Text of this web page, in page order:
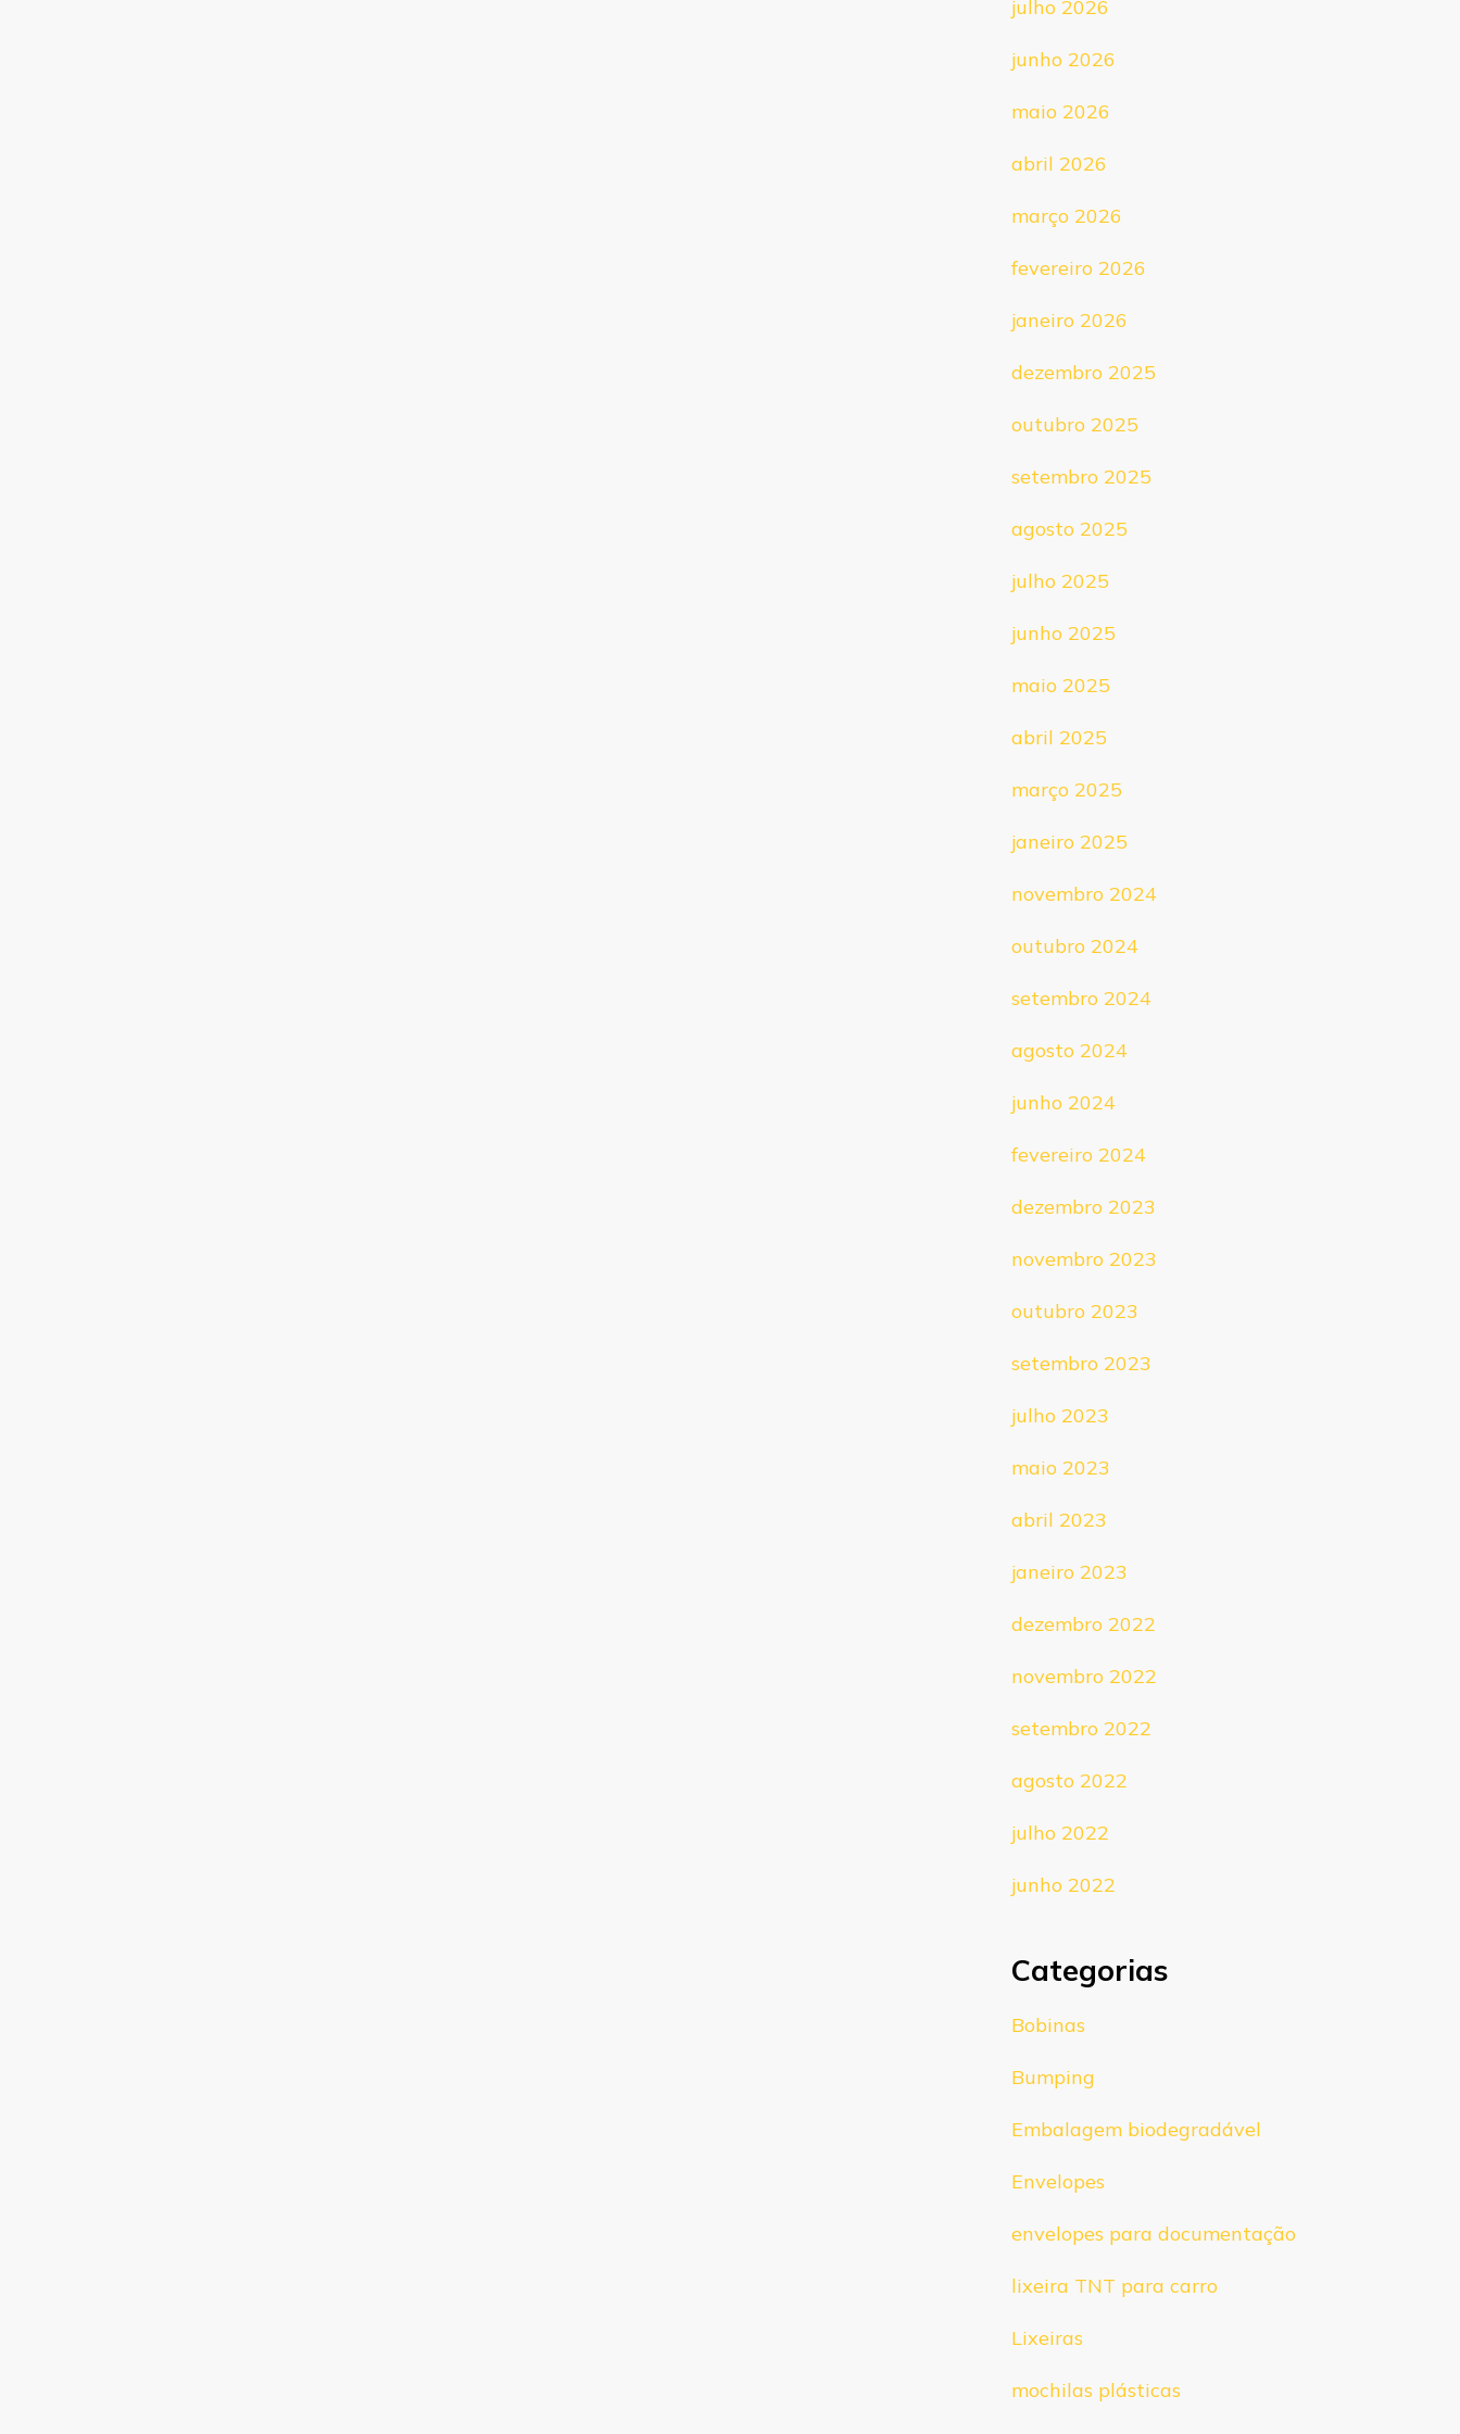
julho 2026
junho 2026
maio 2026
abril 2026
março 2026
fevereiro 2026
janeiro 2026
dezembro 2025
outubro 2025
setembro 2025
agosto 2025
julho 2025
junho 2025
maio 2025
abril 2025
março 2025
janeiro 2025
novembro 2024
outubro 2024
setembro 2024
agosto 2024
junho 2024
fevereiro 2024
dezembro 2023
novembro 2023
outubro 2023
setembro 2023
julho 2023
maio 2023
abril 2023
janeiro 2023
dezembro 2022
novembro 2022
setembro 2022
agosto 2022
julho 2022
junho 2022
Categorias
Bobinas
Bumping
Embalagem biodegradável
Envelopes
envelopes para documentação
lixeira TNT para carro
Lixeiras
mochilas plásticas